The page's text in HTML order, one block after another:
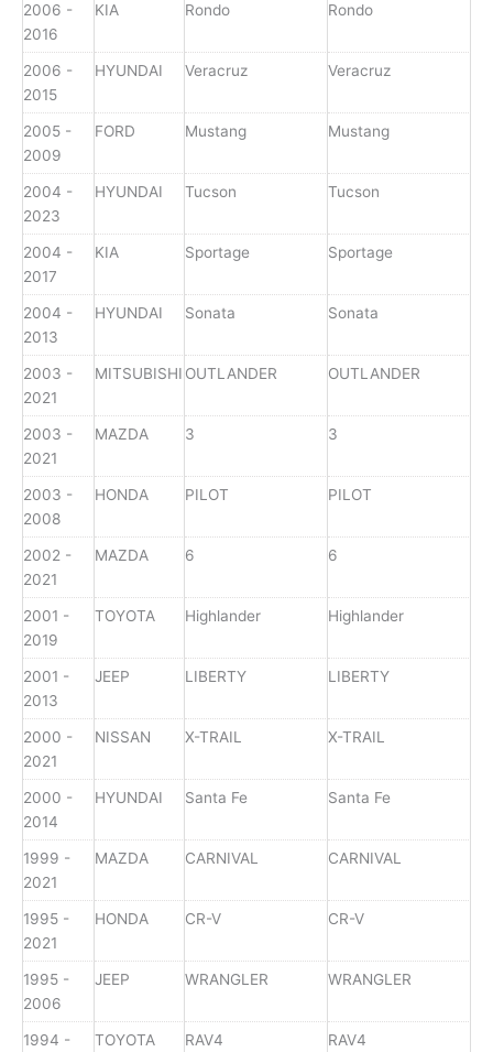
2006 -
2016
KIA Rondo Rondo
2006 -
2015
HYUNDAI Veracruz Veracruz
2005 -
2009
FORD Mustang Mustang
2004 -
2023
HYUNDAI Tucson Tucson
2004 -
2017
KIA Sportage Sportage
2004 -
2013
HYUNDAI Sonata Sonata
2003 -
2021
MITSUBISHI OUTLANDER OUTLANDER
2003 -
2021
MAZDA 3 3
2003 -
2008
HONDA PILOT PILOT
2002 -
2021
MAZDA 6 6
2001 -
2019
TOYOTA Highlander Highlander
2001 -
2013
JEEP LIBERTY LIBERTY
2000 -
2021
NISSAN X-TRAIL X-TRAIL
2000 -
2014
HYUNDAI Santa Fe Santa Fe
1999 -
2021
MAZDA CARNIVAL CARNIVAL
1995 -
2021
HONDA CR-V CR-V
1995 -
2006
JEEP WRANGLER WRANGLER
1994 -
TOYOTA RAV4 RAV4